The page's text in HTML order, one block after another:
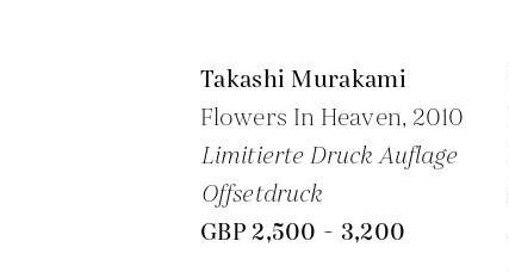
Takashi Murakami
Flowers In Heaven, 2010
Limitierte Druck Auflage
Offsetdruck
GBP 2,500 - 3,200